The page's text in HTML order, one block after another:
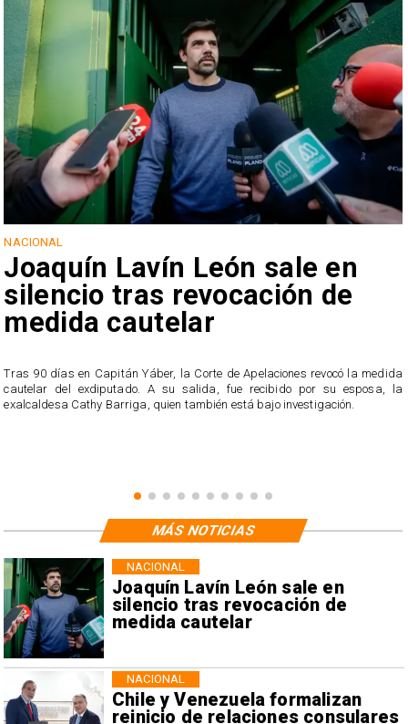
NACIONAL
Joaquín Lavín León sale en
silencio tras revocación de
medida cautelar
Tras 90 días en Capitán Yáber, la Corte de Apelaciones revocó la medida
cautelar del exdiputado. A su salida, fue recibido por su esposa, la
exalcaldesa Cathy Barriga, quien también está bajo investigación.
Joaquín Lavín León sale en
silencio tras revocación de
medida cautelar
NACIONAL
Chile y Venezuela formalizan
reinicio de relaciones consulares
NACIONAL
MÁS NOTICIAS